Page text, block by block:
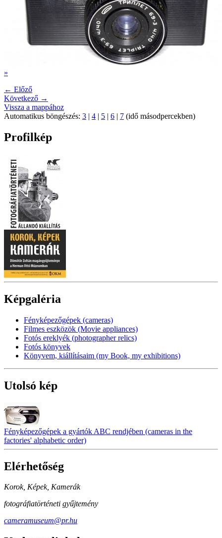
»
← Előző
Következő →
Vissza a mappához
Automatikus böngészés: 3 | 4 | 5 | 6 | 7 (idő másodpercekben)
Profilkép
Képgaléria
Fényképezőgépek (cameras)
Filmes eszközök (Movie appliances)
Fotós ereklyék (photographer relics)
Fotós könyvek
Könyvem, kiállításaim (my Book, my exhibitions)
Utolsó kép
Fényképezőgépek a gyártók ABC rendjében (cameras in the
factories' alphabetic order)
Elérhetőség
Korok, Képek, Kamerák
fotográfiatörténeti gyűjtemény
cameramuseum@pr.hu